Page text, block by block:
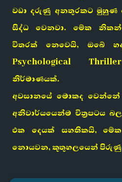
වඩා දරුණු අනතුරකට මුහුණ
සිද්ධ වෙනවා. මේක
විතරක් නෙවෙයි, ඔබේ
Psychological
නිර්මාණයක්.
අවසානයේ මොකද
අනිවාර්යයෙන්ම චිත්‍රපටය
එක දෙයක් සහතිකයි,
නොයවන, කුතුහලයෙන් පිරුණු